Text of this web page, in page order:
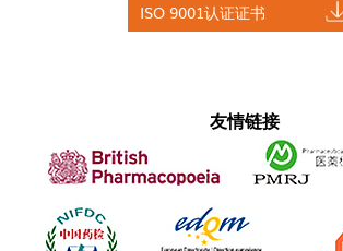
ISO 9001认证证书
友情链接